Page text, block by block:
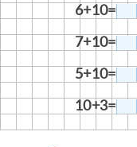
6+10=
7+10=
5+10=
10+3=